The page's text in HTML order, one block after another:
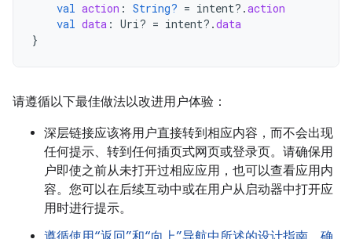
val action : String? = intent?.action
val data : Uri? = intent?.data
}
请遵循以下最佳做法以改进用户体验：
深层链接应该将用户直接转到相应内容，而不会出现
任何提示、转到任何插页式网页或登录页。请确保用
户即使之前从未打开过相应应用，也可以查看应用内
容。您可以在后续互动中或在用户从启动器中打开应
用时进行提示。